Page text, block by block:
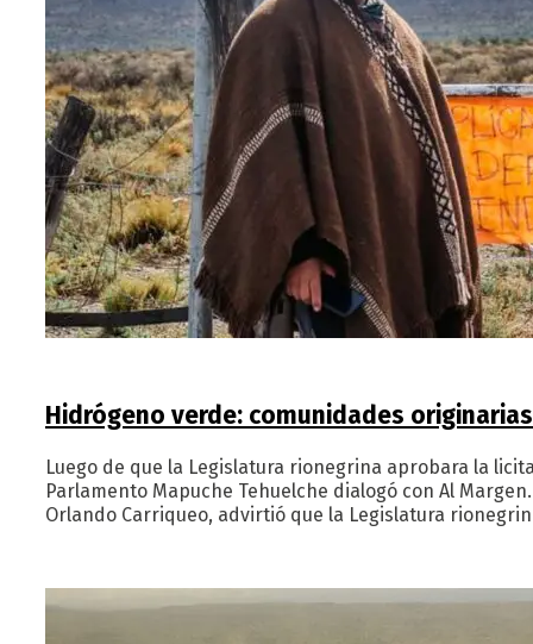
Hidrógeno verde: comunidades
Luego de que la Legislatura rionegrina aprobara la
Parlamento Mapuche Tehuelche dialogó con Al
Orlando Carriqueo, advirtió que la Legislatura